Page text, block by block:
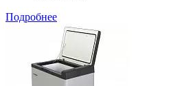
Подробнее